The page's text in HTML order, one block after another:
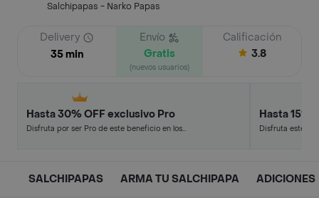
Salchipapas - Narko Papas
Delivery
35 min
Envío
Gratis
(nuevos usuarios)
Calificación
3.8
Hasta 30% OFF exclusivo Pro
Disfruta por ser Pro de este beneficio en los
Hasta 15%
Disfruta este
SALCHIPAPAS ARMA TU SALCHIPAPA ADICIONES